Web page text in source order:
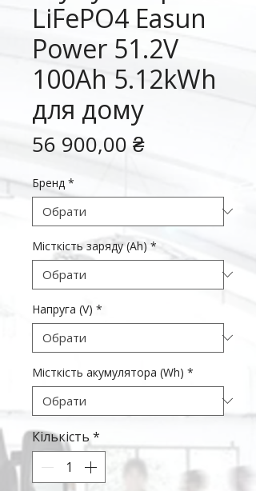
LiFePO4 Easun
Power 51.2V
100Ah 5.12kWh
для дому
56 900,00 ₴Ціна
Бренд *
Місткість заряду (Ah) *
Напруга (V) *
Місткість акумулятора (Wh) *
Кількість*